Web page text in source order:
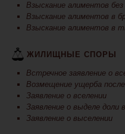
Взыскание алиментов без
Взыскание алиментов в
Взыскание алиментов в
ЖИЛИЩНЫЕ СПОРЫ
Встречное заявление о
Возмещение ущерба
Заявление о вселении
Заявление о выделе доли
Заявление о выселении